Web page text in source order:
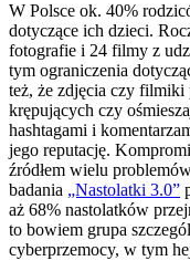
W Polsce ok. 40%
dotyczące ich dzieci.
fotografie i 24 filmy z
tym ograniczenia
też, że zdjęcia czy filmiki
krępujących czy
hashtagami i
jego reputację.
źródłem wielu
badania „Nastolatki 3.0”
aż 68% nastolatków
to bowiem grupa
cyberprzemocy, w tym